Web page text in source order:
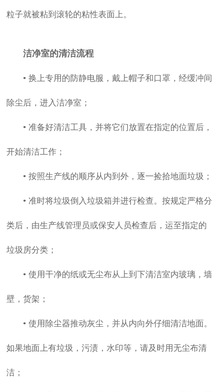
粒子就被粘到滚轮的粘性表面上。
洁净室的清洁流程
• 换上专用的防静电服，戴上帽子和口罩，经缓冲间
除尘后，进入洁净室；
• 准备好清洁工具，并将它们放置在指定的位置后，
开始清洁工作；
• 按照生产线的顺序从内到外，逐一捡拾地面垃圾；
• 准时将垃圾倒入垃圾箱并进行检查。按规定严格分
类后，由生产线管理员或保安人员检查后，运至指定的
垃圾房分类；
• 使用干净的纸或无尘布从上到下清洁室内玻璃，墙
壁，货架；
• 使用除尘器推动灰尘，并从内向外仔细清洁地面。
如果地面上有垃圾，污渍，水印等，请及时用无尘布清
洁；